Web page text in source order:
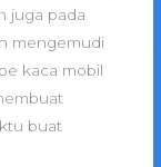
juga pada
mengemudi
kaca mobil
buat